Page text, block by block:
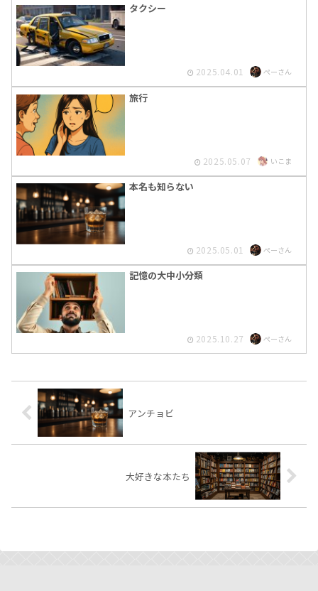
タクシー
2025.04.01 ぺーさん
旅行
2025.05.07 いこま
本名も知らない
2025.05.01 ぺーさん
記憶の大中小分類
2025.10.27 ぺーさん
アンチョビ
大好きな本たち